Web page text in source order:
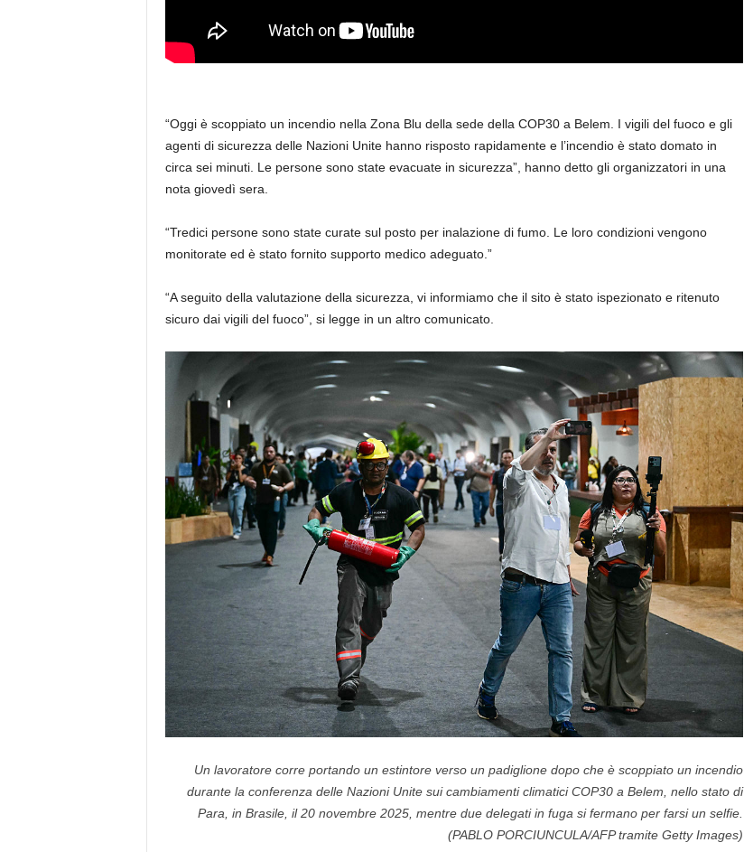
“Oggi è scoppiato un incendio nella Zona Blu della sede della COP30 a Belem. I vigili del fuoco e gli
agenti di sicurezza delle Nazioni Unite hanno risposto rapidamente e l’incendio è stato domato in
circa sei minuti. Le persone sono state evacuate in sicurezza”, hanno detto gli organizzatori in una
nota giovedì sera.
“Tredici persone sono state curate sul posto per inalazione di fumo. Le loro condizioni vengono
monitorate ed è stato fornito supporto medico adeguato.”
“A seguito della valutazione della sicurezza, vi informiamo che il sito è stato ispezionato e ritenuto
sicuro dai vigili del fuoco”, si legge in un altro comunicato.
Un lavoratore corre portando un estintore verso un padiglione dopo che è scoppiato un incendio
durante la conferenza delle Nazioni Unite sui cambiamenti climatici COP30 a Belem, nello stato di
Para, in Brasile, il 20 novembre 2025, mentre due delegati in fuga si fermano per farsi un selfie.
(PABLO PORCIUNCULA/AFP tramite Getty Images)